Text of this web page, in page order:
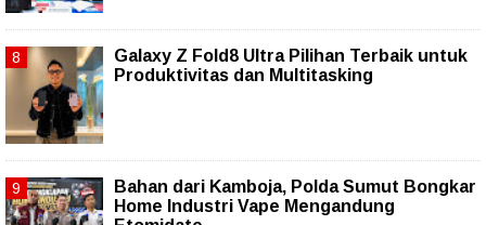
Galaxy Z Fold8 Ultra Pilihan Terbaik untuk
Produktivitas dan Multitasking
Bahan dari Kamboja, Polda Sumut Bongkar
Home Industri Vape Mengandung